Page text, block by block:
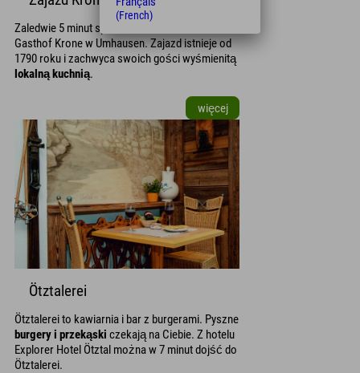
Zaledwie 5 minut spacerem dzieli Państwa od
Gasthof Krone w Umhausen. Zajazd istnieje od
1790 roku i zachwyca swoich gości wyśmienitą
lokalną kuchnią.
więcej
Ötztalerei
Ötztalerei to kawiarnia i bar z burgerami. Pyszne
burgery i przekąski czekają na Ciebie. Z hotelu
Explorer Hotel Ötztal można w 7 minut dojść do
Ötztalerei.
(French)